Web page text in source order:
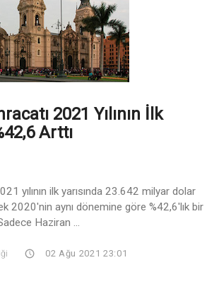
2021 Yılının İlk
Arttı
yılının ilk yarısında 23.642 milyar dolar
2020'nin aynı dönemine göre %42,6'lık bir
Haziran ...
02 Ağu 2021 23:01